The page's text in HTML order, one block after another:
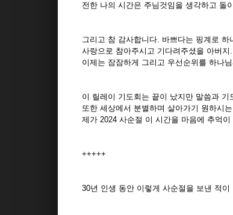
전한 나의 시간은 주님것임을 생각하고 돌
그리고 참 감사합니다. 바쁘다는 핑계로
사랑으로 참아주시고 기다려주셨을 아버지.
이제는 잠잠하게 그리고 우선순위를 하나
이 릴레이 기도회는 끝이 났지만 말씀과 기
또한 세상에서 분별하며 살아가기 원하시
제가 2024 사순절 이 시간을 마음에 추억
+++++
30년 인생 동안 이렇게 사순절을 보낸 적이